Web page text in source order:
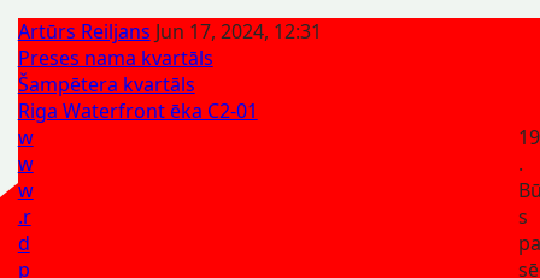
Artūrs Reiljans Jun 17, 2024, 12:31
Preses nama kvartāls
Šampētera kvartāls
Riga Waterfront ēka C2-01
w
w
w
.r
d
p
.
s